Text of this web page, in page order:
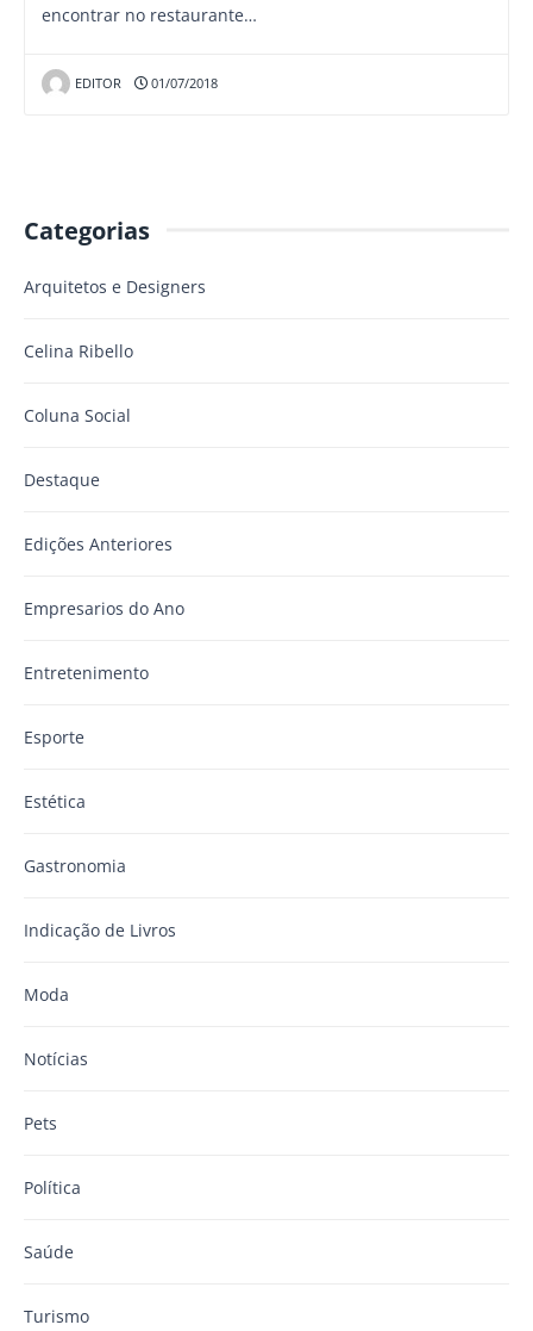
encontrar no restaurante…
EDITOR 01/07/2018
Categorias
Arquitetos e Designers
Celina Ribello
Coluna Social
Destaque
Edições Anteriores
Empresarios do Ano
Entretenimento
Esporte
Estética
Gastronomia
Indicação de Livros
Moda
Notícias
Pets
Política
Saúde
Turismo